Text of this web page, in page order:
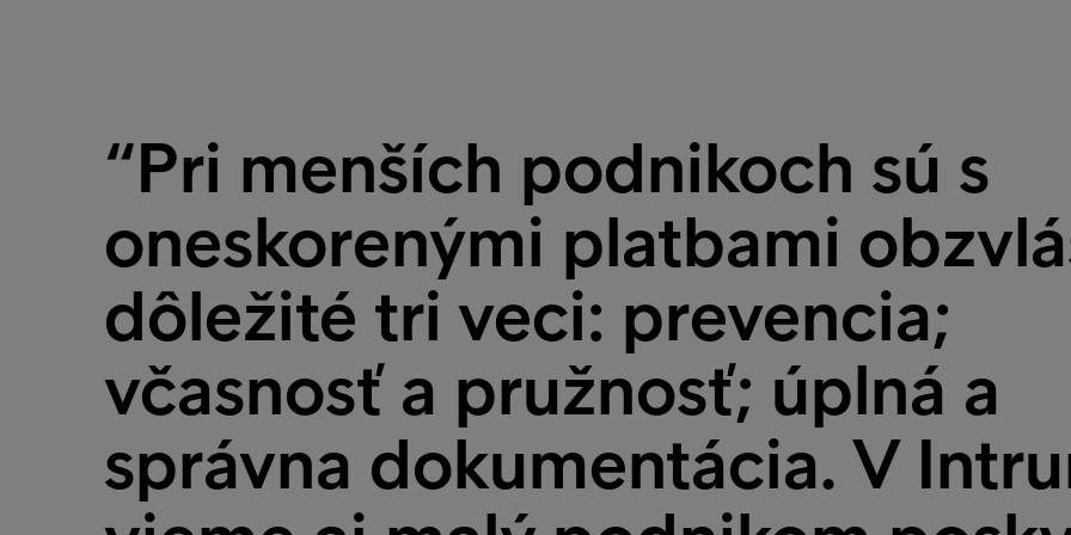
“Pri menších podnikoch sú s
oneskorenými platbami
dôležité tri veci: prevencia;
včasnosť a pružnosť; úplná a
správna dokumentácia. V